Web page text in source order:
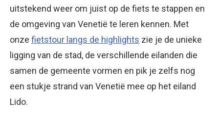
uitstekend weer om juist op de fiets te stappen en
de omgeving van Venetië te leren kennen. Met
onze fietstour langs de highlights zie je de unieke
ligging van de stad, de verschillende eilanden die
samen de gemeente vormen en pik je zelfs nog
een stukje strand van Venetië mee op het eiland
Lido.